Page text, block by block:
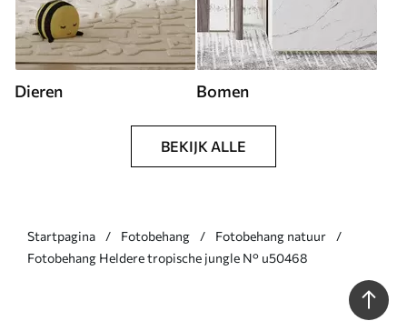
Dieren Bomen
BEKIJK ALLE
Startpagina Fotobehang
Fotobehang natuur
Fotobehang Heldere tropische jungle N° u50468